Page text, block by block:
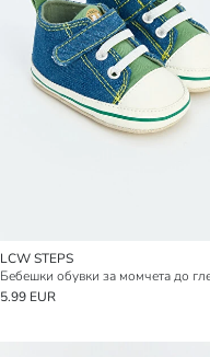
LCW STEPS
5.99 EUR